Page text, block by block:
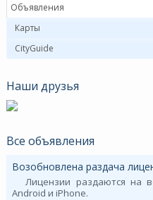
Объявления
Карты
CityGuide
Наши друзья
Все объявления
Возобновлена раздача
Лицензии раздаются на
Android и iPhone.